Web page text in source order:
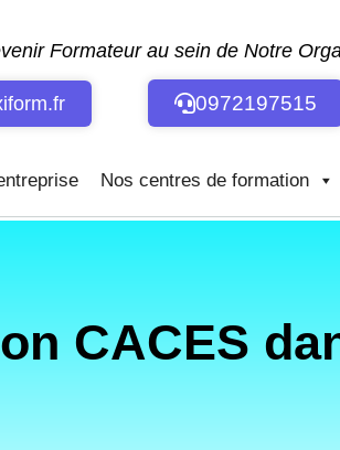
Formateur au sein de Notre
0972197515
Nos centres de formation
CACES